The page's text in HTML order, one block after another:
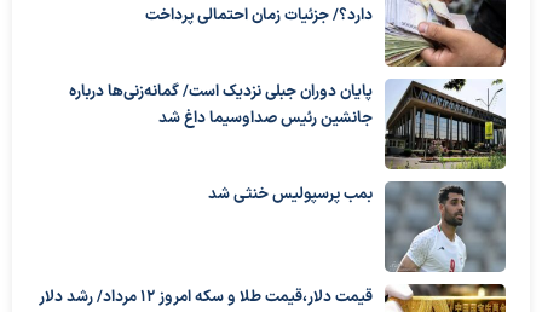
دارد؟/ جزئیات زمان احتمالی پرداخت
پایان دوران جبلی نزدیک است/ گمانه‌زنی‌ها درباره
جانشین رئیس صداوسیما داغ شد
بمب پرسپولیس خنثی شد
قیمت دلار،قیمت طلا و سکه امروز ۱۲ مرداد/ رشد دلار